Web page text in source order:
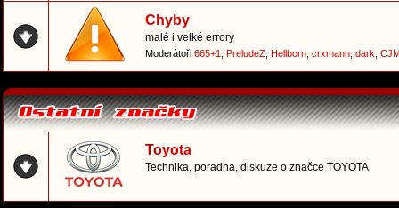
Chyby
malé i velké errory
Moderátoři 665+1 PreludeZ Hellborn crxmann dark
Toyota
Technika, poradna, diskuze o značce TOYOTA